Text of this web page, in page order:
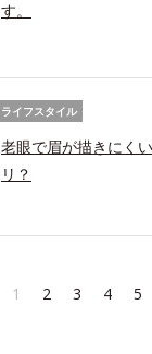
す。
ライフスタイル
老眼で眉が描きにく
リ？
1 2 3 4 5